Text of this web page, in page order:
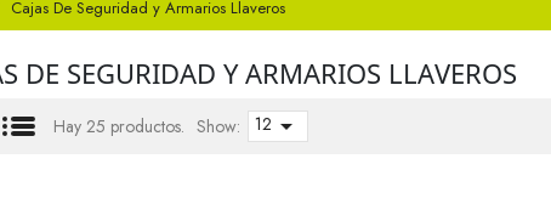
Cajas De Seguridad y Armarios Llaveros
DE SEGURIDAD Y ARMARIOS LLAVEROS
Hay 25 productos. Show: 12 